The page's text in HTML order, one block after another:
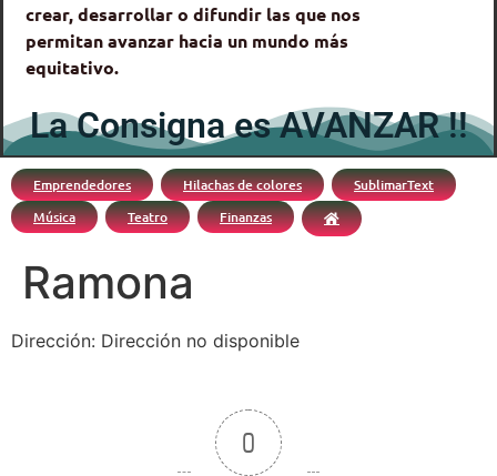
crear, desarrollar o difundir las que nos
permitan avanzar hacia un mundo más
equitativo.
La Consigna es AVANZAR !!
Emprendedores Hilachas de colores
SublimarText
Música
Teatro Finanzas
Ramona
Dirección: Dirección no disponible
0